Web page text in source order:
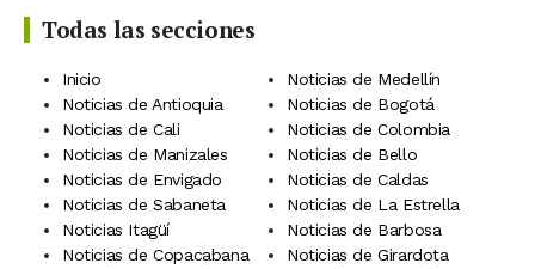
Todas las secciones
Inicio
Noticias de Medellín
Noticias de Antioquia
Noticias de Bogotá
Noticias de Cali
Noticias de Colombia
Noticias de Manizales
Noticias de Bello
Noticias de Envigado
Noticias de Caldas
Noticias de Sabaneta
Noticias de La Estrella
Noticias Itagüí
Noticias de Barbosa
Noticias de Copacabana
Noticias de Girardota